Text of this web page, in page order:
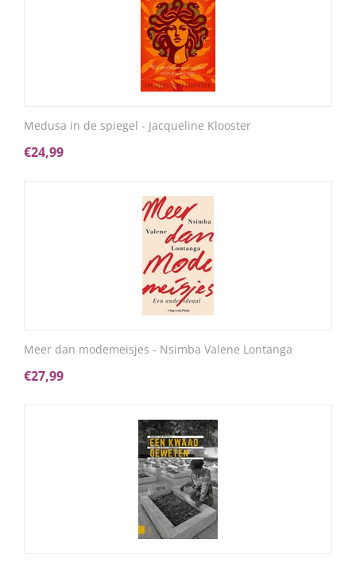
Medusa in de spiegel - Jacqueline Klooster
€24,99
Meer dan modemeisjes - Nsimba Valene Lontanga
€27,99